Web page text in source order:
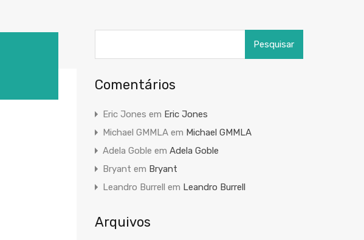
por:
Comentários
Eric Jones em Eric Jones
Michael GMMLAem Michael GMMLA
Adela Goble em Adela Goble
Bryant em Bryant
Leandro Burrell em Leandro Burrell
Arquivos